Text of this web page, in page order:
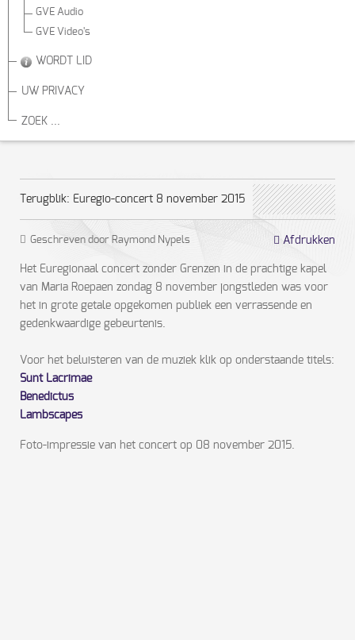
GVE Audio
GVE Video's
WORDT LID
UW PRIVACY
ZOEK ...
Terugblik: Euregio-concert 8 november 2015
Afdrukken
Geschreven door Raymond Nypels
Het Euregionaal concert zonder Grenzen in de prachtige kapel
van Maria Roepaen zondag 8 november jongstleden was voor
het in grote getale opgekomen publiek een verrassende en
gedenkwaardige gebeurtenis.
Voor het beluisteren van de muziek klik op onderstaande titels:
Sunt Lacrimae
Benedictus
Lambscapes
Foto-impressie van het concert op 08 november 2015.